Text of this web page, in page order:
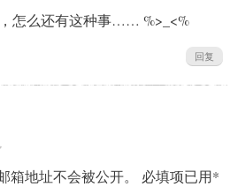
怎么还有这种事…… %>_<%
回复
箱地址不会被公开。 必填项已用*